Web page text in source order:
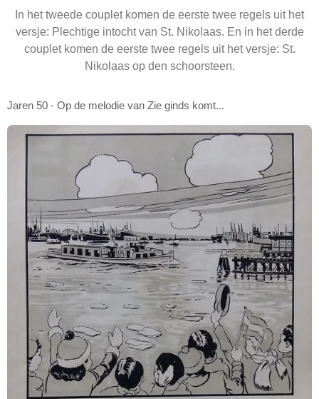
In het tweede couplet komen de eerste twee regels uit het
versje: Plechtige intocht van St. Nikolaas. En in het derde
couplet komen de eerste twee regels uit het versje: St.
Nikolaas op den schoorsteen.
Jaren 50 - Op de melodie van Zie ginds komt...